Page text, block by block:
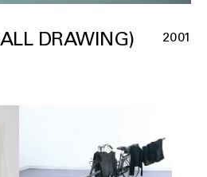
DRAWING) 2001